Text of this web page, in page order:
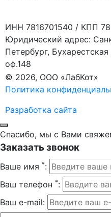
ИНН 7816701540 / КПП
Юридический адрес:
Петербург,
оф.148
© 2026, ООО «ЛабКот»
Политика
Разработка сайта
Спасибо, мы с Вами
Заказать звонок
Ваше имя *:
Ваш телефон *:
Ваш e-mail: